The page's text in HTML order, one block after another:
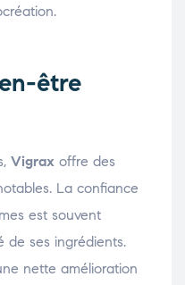
être
Vigrax offre des
La confiance
est souvent
de ses ingrédients.
nette amélioration